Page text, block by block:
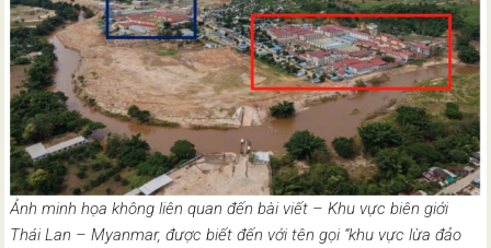
Ảnh minh họa không liên quan đến bài viết – Khu vực biên giới
Thái Lan – Myanmar, được biết đến với tên gọi “khu vực lừa đảo